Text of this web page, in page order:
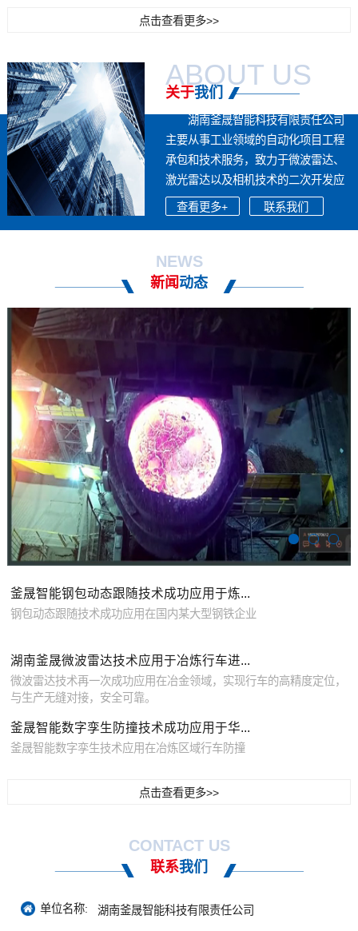
点击查看更多>>
ABOUT US
关于我们
湖南釜晟智能科技有限责任公司
主要从事工业领域的自动化项目工程
承包和技术服务，致力于微波雷达、
激光雷达以及相机技术的二次开发应
用，...
查看更多+ 联系我们
NEWS
新闻 动态
釜晟智能钢包动态跟随技术成功应用于炼...
钢包动态跟随技术成功应用在国内某大型钢铁企业
湖南釜晟微波雷达技术应用于冶炼行车进...
微波雷达技术再一次成功应用在冶金领域，实现行车的高精度定位，
与生产无缝对接，安全可靠。
釜晟智能数字孪生防撞技术成功应用于华...
釜晟智能数字孪生技术应用在冶炼区域行车防撞
点击查看更多>>
CONTACT US
联系我们
单位名称: 湖南釜晟智能科技有限责任公司